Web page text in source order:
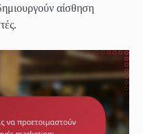
αίσθηση